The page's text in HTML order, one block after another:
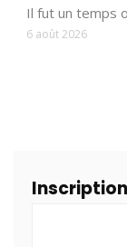
Il fut un temps
6 août 2026